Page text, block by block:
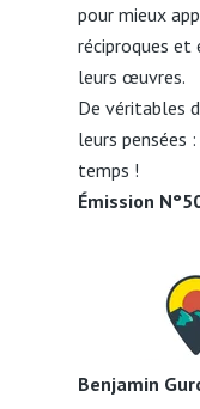
pour mieux
réciproques et
leurs œuvres.
De véritables
leurs pensées
temps !
Émission
Benjamin